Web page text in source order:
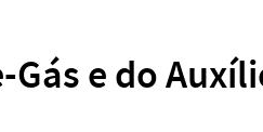
e do